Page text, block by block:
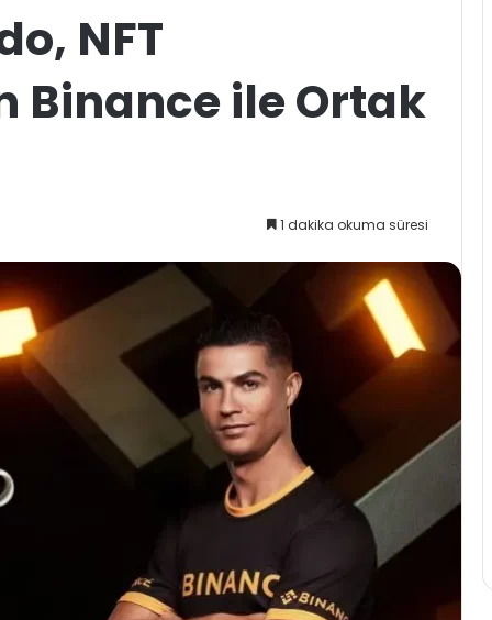
NFT
Binance ile Ortak
1 dakika okuma süresi